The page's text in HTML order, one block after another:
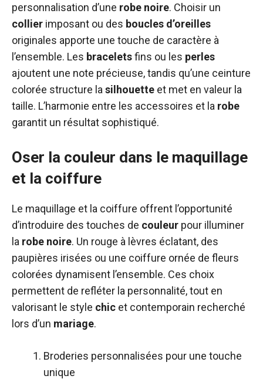
personnalisation d’une robe noire. Choisir un
collier imposant ou des boucles d’oreilles
originales apporte une touche de caractère à
l’ensemble. Les braceletsfins ou les perles
ajoutent une note précieuse, tandis qu’une ceinture
colorée structure la silhouette et met en valeur la
taille. L’harmonie entre les accessoires et la robe
garantit un résultat sophistiqué.
Oser la couleur dans le maquillage
et la coiffure
Le maquillage et la coiffure offrent l’opportunité
d’introduire des touches de couleur pour illuminer
la robe noire. Un rouge à lèvres éclatant, des
paupières irisées ou une coiffure ornée de fleurs
colorées dynamisent l’ensemble. Ces choix
permettent de refléter la personnalité, tout en
valorisant le style chic et contemporain recherché
lors d’un mariage.
Broderies personnalisées pour une touche
unique